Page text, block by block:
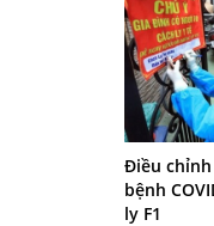
Điều
bệnh
ly F1